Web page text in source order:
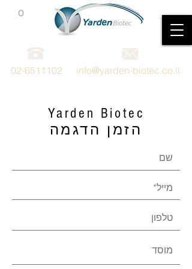
02-6511102 info@yarden-biotec.co.il
0
Yarden Biotec
הזמן הדגמה